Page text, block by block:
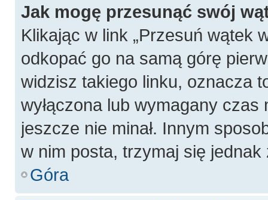
Jak mogę przesunąć swój
Klikając w link „Przesuń wątek
odkopać go na samą górę
widzisz takiego linku, oznacza
wyłączona lub wymagany
jeszcze nie minał. Innym
w nim posta, trzymaj się
Góra